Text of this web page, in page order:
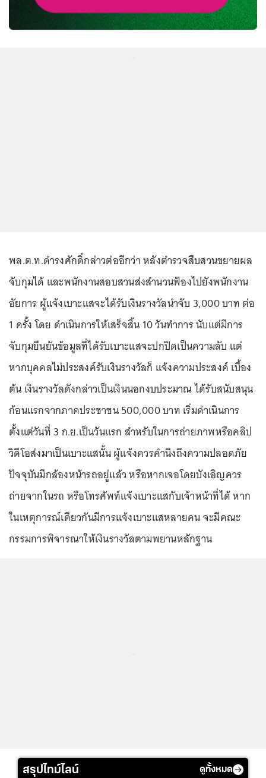
พล.ต.ท.ดำรงศักดิ์กล่าวต่ออีกว่า หลังตำรวจสืบสวนขยายผล
จับกุมได้ และพนักงานสอบสวนส่งสำนวนฟ้องไปยังพนักงาน
อัยการ ผู้แจ้งเบาะแสจะได้รับเงินรางวัลนำจับ 3,000 บาท ต่อ
1 ครั้ง โดย ดำเนินการให้เสร็จสิ้น 10 วันทำการ นับแต่มีการ
จับกุมยืนยันข้อมูลที่ได้รับเบาะแสจะปกปิดเป็นความลับ แต่
หากบุคคลไม่ประสงค์รับเงินรางวัลก็ แจ้งความประสงค์ เบื้อง
ต้น เงินรางวัลดังกล่าวเป็นเงินนอกงบประมาณ ได้รับสนับสนุน
ก้อนแรกจากภาคประชาชน 500,000 บาท เริ่มดำเนินการ
ตั้งแต่วันที่ 3 ก.ย.เป็นวันแรก สำหรับในการถ่ายภาพหรือคลิป
วิดีโอส่งมาเป็นเบาะแสนั้น ผู้แจ้งควรคำนึงถึงความปลอดภัย
ปัจจุบันมีกล้องหน้ารถอยู่แล้ว หรือหากเจอโดยบังเอิญควร
ถ่ายจากในรถ หรือโทรศัพท์แจ้งเบาะแสกับเจ้าหน้าที่ได้ หาก
ในเหตุการณ์เดียวกันมีการแจ้งเบาะแสหลายคน จะมีคณะ
กรรมการพิจารณาให้เงินรางวัลตามพยานหลักฐาน
สรุปไทม์ไลน์ ดูทั้งหมด